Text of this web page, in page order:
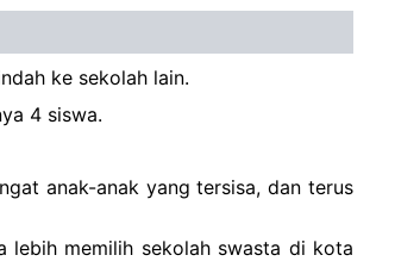
ke sekolah lain.
4 siswa.
anak-anak yang tersisa, dan terus
lebih memilih sekolah swasta di kota